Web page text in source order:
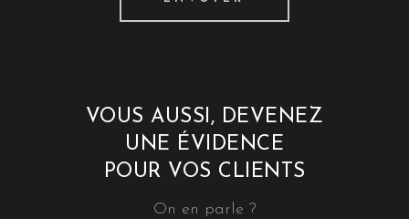
VOUS AUSSI, DEVENEZ
UNE ÉVIDENCE
POUR VOS CLIENTS
On en parle ?